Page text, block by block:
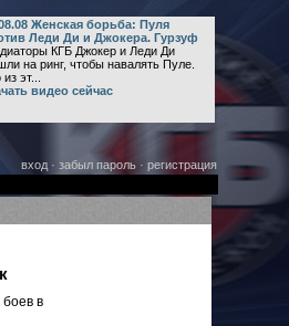
Женская борьба: Пуля
Леди Ди и Джокера. Гурзуф
КГБ Джокер и Леди Ди
на ринг, чтобы навалять Пуле.
эт...
видео сейчас
вход· забыл пароль· регистрация
в